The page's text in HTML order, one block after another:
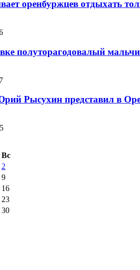
оренбуржцев отдыхать
полуторагодовалый
Рысухин представил в
Вс
2
9
16
23
30